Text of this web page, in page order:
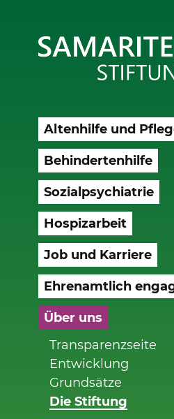
Altenhilfe und
Behindertenhilfe
Sozialpsychiatrie
Hospizarbeit
Job und Karriere
Ehrenamtlich
Über uns
Transparenzseite
Entwicklung
Grundsätze
Die Stiftung